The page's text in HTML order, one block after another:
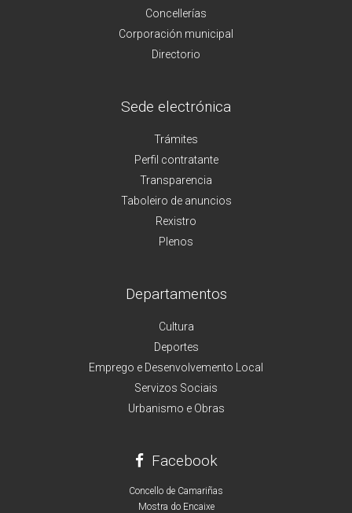
Concellerías
Corporación municipal
Directorio
Sede electrónica
Trámites
Perfil contratante
Transparencia
Taboleiro de anuncios
Rexistro
Plenos
Departamentos
Cultura
Deportes
Emprego e Desenvolvemento Local
Servizos Sociais
Urbanismo e Obras
Facebook
Concello de Camariñas
Mostra do Encaixe